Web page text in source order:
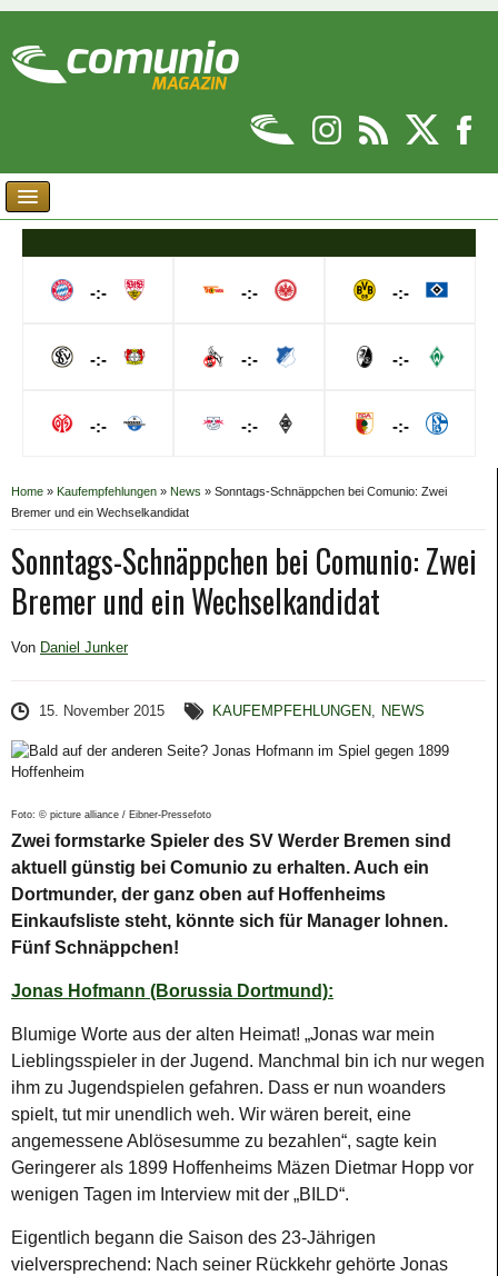
-:-
-:-
-:-
-:-
-:-
-:-
-:-
-:-
-:-
Home » Kaufempfehlungen » News » Sonntags-Schnäppchen bei Comunio: Zwei
Bremer und ein Wechselkandidat
Sonntags-Schnäppchen bei Comunio: Zwei
Bremer und ein Wechselkandidat
Von Daniel Junker
15. November 2015 KAUFEMPFEHLUNGEN, NEWS
Foto: © picture alliance / Eibner-Pressefoto
Zwei formstarke Spieler des SV Werder Bremen sind
aktuell günstig bei Comunio zu erhalten. Auch ein
Dortmunder, der ganz oben auf Hoffenheims
Einkaufsliste steht, könnte sich für Manager lohnen.
Fünf Schnäppchen!
Jonas Hofmann (Borussia Dortmund):
Blumige Worte aus der alten Heimat! „Jonas war mein
Lieblingsspieler in der Jugend. Manchmal bin ich nur wegen
ihm zu Jugendspielen gefahren. Dass er nun woanders
spielt, tut mir unendlich weh. Wir wären bereit, eine
angemessene Ablösesumme zu bezahlen“, sagte kein
Geringerer als 1899 Hoffenheims Mäzen Dietmar Hopp vor
wenigen Tagen im Interview mit der „BILD“.
Eigentlich begann die Saison des 23-Jährigen
vielversprechend: Nach seiner Rückkehr gehörte Jonas